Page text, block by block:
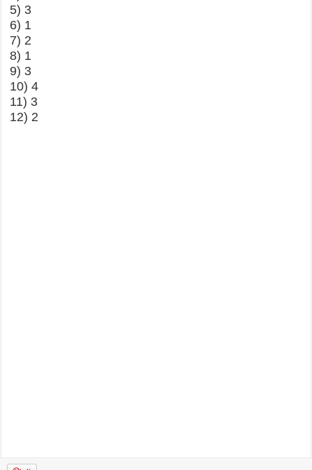
5) 3
6) 1
7) 2
8) 1
9) 3
10) 4
11) 3
12) 2